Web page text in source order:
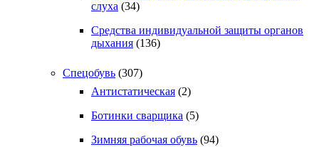
слуха (34)
Средства индивидуальной защиты органов
дыхания (136)
Спецобувь (307)
Антистатическая (2)
Ботинки сварщика (5)
Зимняя рабочая обувь (94)